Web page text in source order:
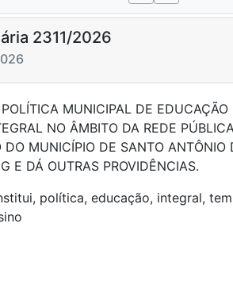
2311/2026
MUNICIPAL DE EDUCAÇÃO
NO ÂMBITO DA REDE
DO MUNICÍPIO DE SANTO ANTÔNIO
E DÁ OUTRAS PROVIDÊNCIAS.
política, educação, integral,